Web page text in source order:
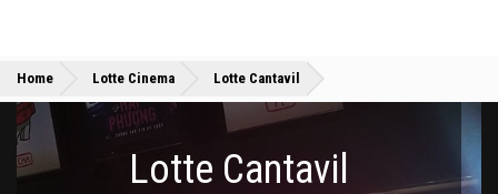
Home »
Lotte Cinema »
Lotte Cantavil
Lotte Cantavil